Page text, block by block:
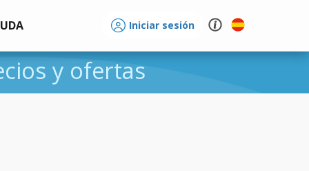
Iniciar sesión
y ofertas